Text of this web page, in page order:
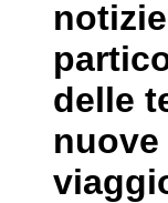
delle